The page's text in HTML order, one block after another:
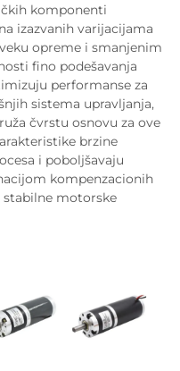
komponenti
izazvanih varijacijama
opreme i smanjenim
fino podešavanja
performanse za
sistema upravljanja,
čvrstu osnovu za ove
brzine
i poboljšavaju
kompenzacionih
stabilne motorske